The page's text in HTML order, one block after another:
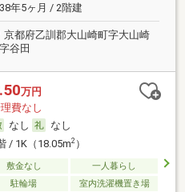
年5ヶ月 / 2階建
京都府乙訓郡大山崎町字大山崎
谷田
万円
費なし
なし
なし
/ 1K（18.05m2）
敷金なし
一人暮らし
駐輪場 室内洗濯機置き場